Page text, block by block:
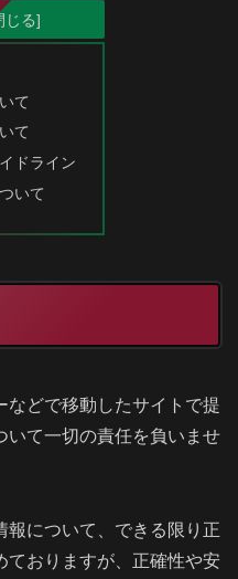
て
て
ドライン
いて
などで移動したサイトで提
いて一切の責任を負いませ
報について、できる限り正
ておりますが、正確性や安